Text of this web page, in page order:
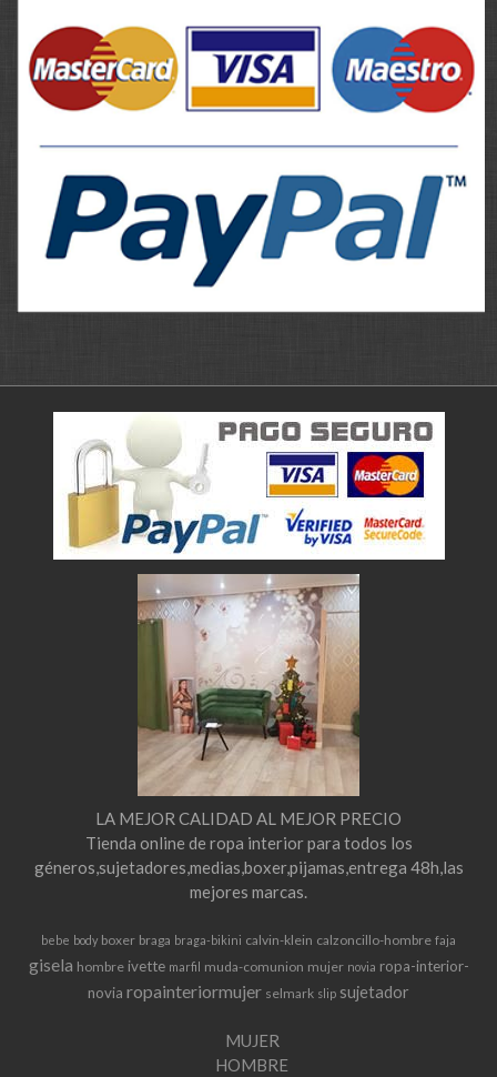
LA MEJOR CALIDAD AL MEJOR PRECIO
Tienda online de ropa interior para todos los
géneros,sujetadores,medias,boxer,pijamas,entrega 48h,las
mejores marcas.
bebe body boxer braga braga-bikini calvin-klein calzoncillo-hombre faja
gisela hombre ivette marfil muda-comunion mujer novia ropa-interior-
novia ropainteriormujer selmark slip sujetador
MUJER
HOMBRE